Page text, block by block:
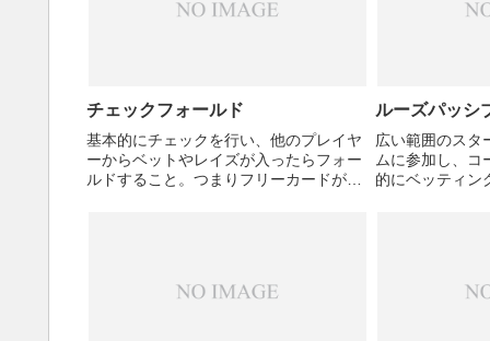
チェックフォールド
基本的にチェックを行い、他のプレイヤ
ーからベットやレイズが入ったらフォー
ルドすること。つまりフリーカードが見
ルーズパッシ
広い範囲のスタ
ムに参加し、コ
的にベッティン